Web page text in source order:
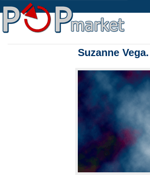
Suzanne